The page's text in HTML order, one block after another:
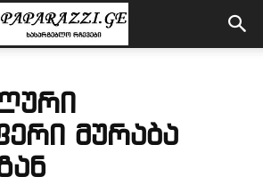
მურაბა